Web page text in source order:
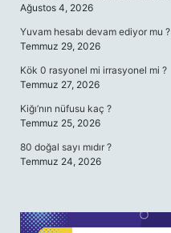
Ağustos 4, 2026
Yuvam hesabı devam ediyor mu ?
Temmuz 29, 2026
Kök 0 rasyonel mi irrasyonel mi ?
Temmuz 27, 2026
Kiğı’nın nüfusu kaç ?
Temmuz 25, 2026
80 doğal sayı mıdır ?
Temmuz 24, 2026